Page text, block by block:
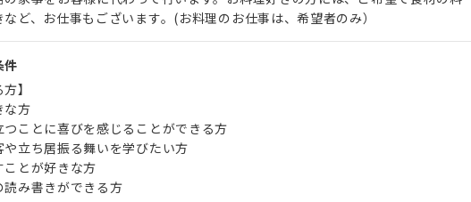
ど、お仕事もございます。(お料理のお仕事は、希望者のみ）
件
】
方
ことに喜びを感じることができる方
立ち居振る舞いを学びたい方
とが好きな方
み書きができる方